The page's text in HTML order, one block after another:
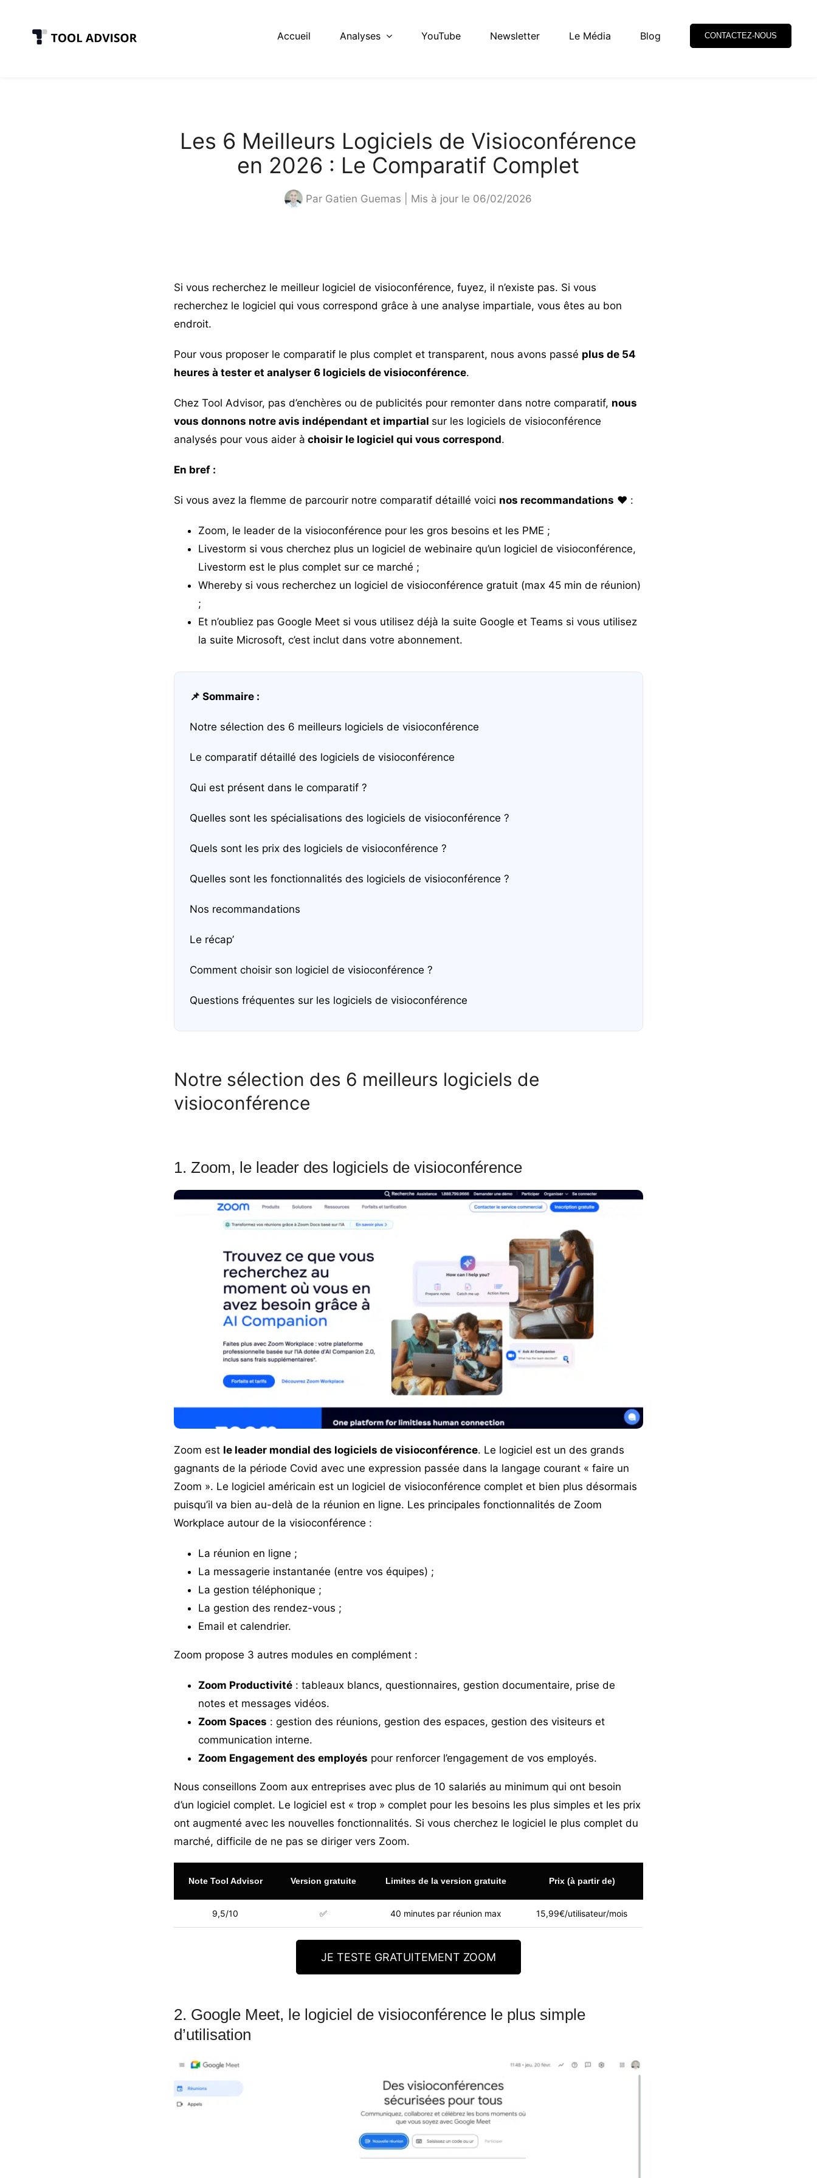
Accueil Analyses YouTube Newsletter Le Média Blog CONTACTEZ-NOUS
Les 6 Meilleurs Logiciels de Visioconférence
en 2026 : Le Comparatif Complet
Par Gatien Guemas | Mis à jour le 06/02/2026
Si vous recherchez le meilleur logiciel de visioconférence, fuyez, il n’existe pas. Si vous
recherchez le logiciel qui vous correspond grâce à une analyse impartiale, vous êtes au bon
endroit.
Pour vous proposer le comparatif le plus complet et transparent, nous avons passé plus de 54
heures à tester et analyser 6 logiciels de visioconférence.
Chez Tool Advisor, pas d’enchères ou de publicités pour remonter dans notre comparatif, nous
vous donnons notre avis indépendant et impartial sur les logiciels de visioconférence
analysés pour vous aider à choisir le logiciel qui vous correspond.
En bref :
Si vous avez la flemme de parcourir notre comparatif détaillé voici nos recommandations ❤️ :
Zoom, le leader de la visioconférence pour les gros besoins et les PME ;
Livestorm si vous cherchez plus un logiciel de webinaire qu’un logiciel de visioconférence,
Livestorm est le plus complet sur ce marché ;
Wherebysi vous recherchez un logiciel de visioconférence gratuit (max 45 min de réunion)
;
Et n’oubliez pas Google Meetsi vous utilisez déjà la suite Google et Teams si vous utilisez
la suite Microsoft, c’est inclut dans votre abonnement.
📌 Sommaire :
Notre sélection des 6 meilleurs logiciels de visioconférence
Le comparatif détaillé des logiciels de visioconférence
Qui est présent dans le comparatif ?
Quelles sont les spécialisations des logiciels de visioconférence ?
Quels sont les prix des logiciels de visioconférence ?
Quelles sont les fonctionnalités des logiciels de visioconférence ?
Nos recommandations
Le récap’
Comment choisir son logiciel de visioconférence ?
Questions fréquentes sur les logiciels de visioconférence
Notre sélection des 6 meilleurs logiciels de
visioconférence
1. Zoom, le leader des logiciels de visioconférence
Zoom est le leader mondial des logiciels de visioconférence. Le logiciel est un des grands
gagnants de la période Covid avec une expression passée dans la langage courant « faire un
Zoom ». Le logiciel américain est un logiciel de visioconférence complet et bien plus désormais
puisqu’il va bien au-delà de la réunion en ligne. Les principales fonctionnalités de Zoom
Workplace autour de la visioconférence :
La réunion en ligne ;
La messagerie instantanée (entre vos équipes) ;
La gestion téléphonique ;
La gestion des rendez-vous ;
Email et calendrier.
Zoom propose 3 autres modules en complément :
Zoom Productivité: tableaux blancs, questionnaires, gestion documentaire, prise de
notes et messages vidéos.
Zoom Spaces : gestion des réunions, gestion des espaces, gestion des visiteurs et
communication interne.
Zoom Engagement des employés pour renforcer l’engagement de vos employés.
Nous conseillons Zoom aux entreprises avec plus de 10 salariés au minimum qui ont besoin
d’un logiciel complet. Le logiciel est « trop » complet pour les besoins les plus simples et les prix
ont augmenté avec les nouvelles fonctionnalités. Si vous cherchez le logiciel le plus complet du
marché, difficile de ne pas se diriger vers Zoom.
Note Tool Advisor Version gratuite Limites de la version gratuite Prix (à partir de)
9,5/10 ✅ 40 minutes par réunion max 15,99€/utilisateur/mois
JE TESTE GRATUITEMENT ZOOM
2. Google Meet, le logiciel de visioconférence le plus simple
d’utilisation